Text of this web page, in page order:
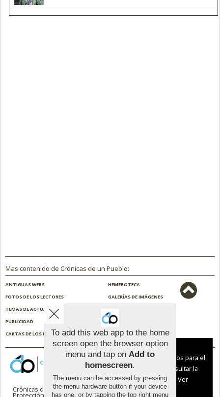
Mas contenido de Crónicas de un Pueblo:
ANTIGUAS WEBS
HEMEROTECA
FOTOS DE LOS LECTORES
GALERÍAS DE IMÁGENES
TEMAS DE ACTUALIDAD
PUBLICIDAD
CONTACTO
CARTAS DE LOS LECTORES
ENCUESTAS
Crónicas de un Pueblo |Términos de uso|
Protección de datos
To add this web app to the home
screen open the browser option
menu and tap on Add to
homescreen.
The menu can be accessed by pressing
the menu hardware button if your device
has one, or by tapping the top right menu
Aviso sobre el Uso de cookies:
Utilizamos cookies nuestras y de terceros para el
funcionamiento del digital. Puedes consultar la
lista de cookies y como desconectarlas.
Ver
nuestra Política de Privacidad y Cookies